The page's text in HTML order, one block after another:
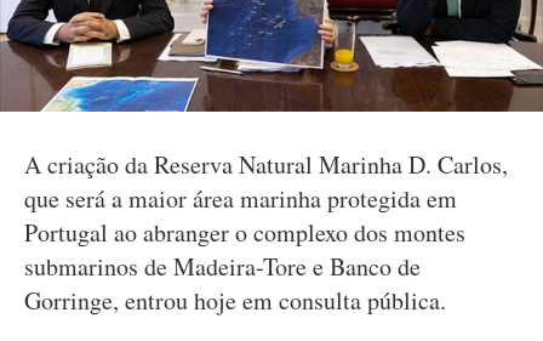
A criação da Reserva Natural Marinha D. Carlos,
que será a maior área marinha protegida em
Portugal ao abranger o complexo dos montes
submarinos de Madeira-Tore e Banco de
Gorringe, entrou hoje em consulta pública.